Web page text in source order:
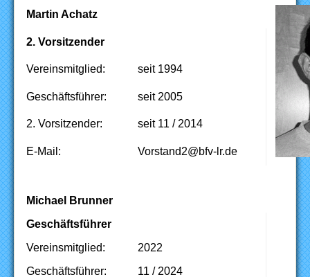
Martin Achatz
2. Vorsitzender
Vereinsmitglied: seit 1994
Geschäftsführer: seit 2005
2. Vorsitzender: seit 11 / 2014
E-Mail: ed.rl-vfb@2dnatsroV
Michael Brunner
Geschäftsführer
Vereinsmitglied:
2022
Geschäftsführer:
11 / 2024